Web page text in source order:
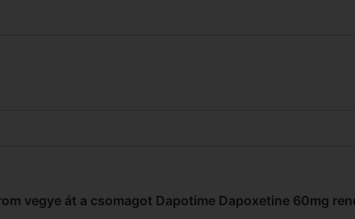
vegye át a csomagot Dapotime Dapoxetine 60mg